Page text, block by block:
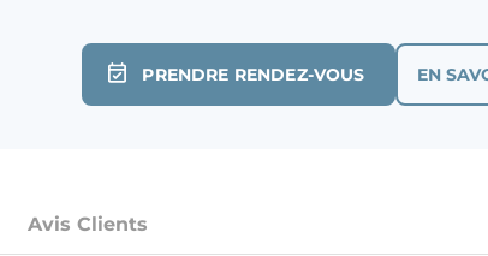
PRENDRE RENDEZ-VOUS EN
Avis Clients